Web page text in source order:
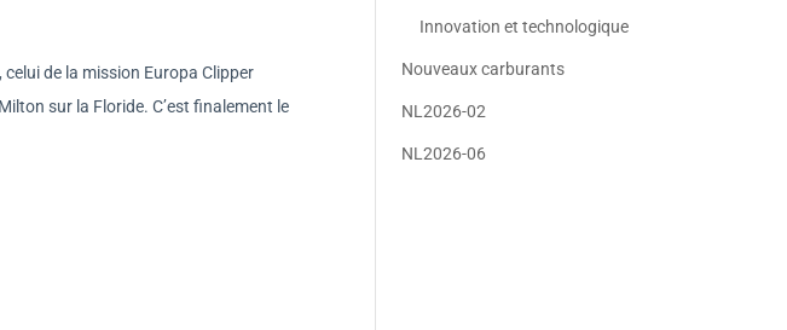
de la mission Europa Clipper
sur la Floride. C’est finalement le
Innovation et technologique
Nouveaux carburants
NL2026-02
NL2026-06